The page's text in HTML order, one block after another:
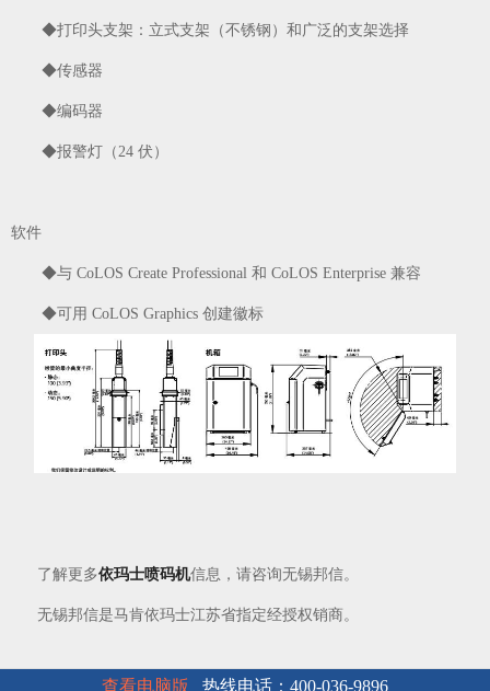
◆打印头支架：立式支架（不锈钢）和广泛的支架选择
◆传感器
◆编码器
◆报警灯（24 伏）
软件
◆与 CoLOS Create Professional 和 CoLOS Enterprise 兼容
◆可用 CoLOS Graphics 创建徽标
了解更多依玛士喷码机信息，请咨询无锡邦信。
无锡邦信是马肯依玛士江苏省指定经授权销商。
查看电脑版 热线电话：400-036-9896